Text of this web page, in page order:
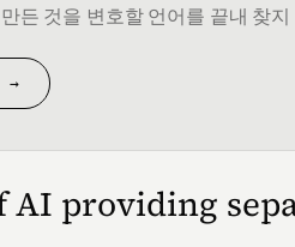
든 것을 변호할 언어를 끝내 찾
→
AI providing